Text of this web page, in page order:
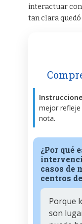
interactuar
tan clara
mejor refleje
nota.
¿Por qué
casos de
centros
Porque
son